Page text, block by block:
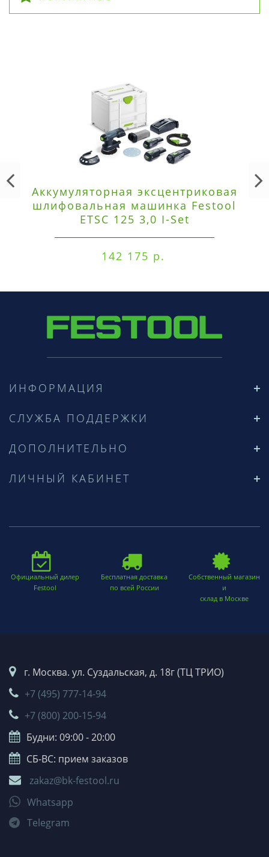
Аккумуляторная эксцентриковая
шлифовальная машинка Festool
ETSC 125 3,0 I-Set
142 175 р.
ИНФОРМАЦИЯ
СЛУЖБА ПОДДЕРЖКИ
ДОПОЛНИТЕЛЬНО
ЛИЧНЫЙ КАБИНЕТ
Официальный дилер
Festool
Бесплатная доставка
по всей России
Собственный магазин
и
склад в Москве
г. Москва. ул. Суздальская, д. 18г (ТЦ ТРИО)
+7 (495) 777-14-94
+7 (800) 200-15-94
Будни: 09:00 - 20:00
СБ-ВС: прием заказов
zakaz@bk-festool.ru
Whatsapp
Telegram